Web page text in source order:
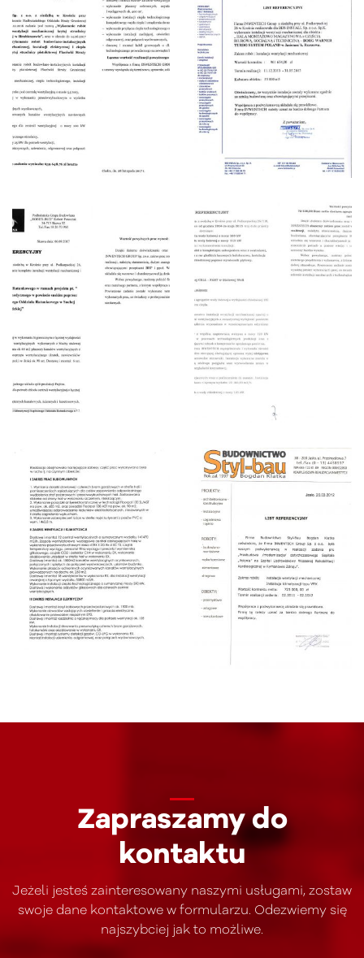
Zapraszamy do
kontaktu
Jeżeli jesteś zainteresowany naszymi usługami, zostaw
swoje dane kontaktowe w formularzu. Odezwiemy się
najszybciej jak to możliwe.